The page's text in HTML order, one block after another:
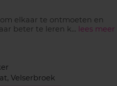
elkaar te ontmoeten en
beter te leren k... lees meer
Velserbroek